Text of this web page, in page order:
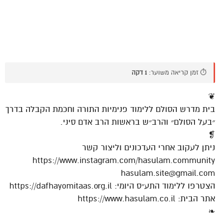
⏱️ זמן קריאה משוער: 1 דקה
❦
בית מדרש הסולם ללימוד פנימיות התורה וחכמת הקבלה בדרך
״בעל הסולם״ והרב״ש בראשות הרב אדם סיני.
❡
ניתן לעקוב אחרי העדכונים וליצור קשר
https://www.instagram.com/hasulam.community
hasulam.site@gmail.com
הצטרפו ללימוד התע״ס היומי: https://dafhayomitaas.org.il
אתר הבית: https://www.hasulam.co.il
❧